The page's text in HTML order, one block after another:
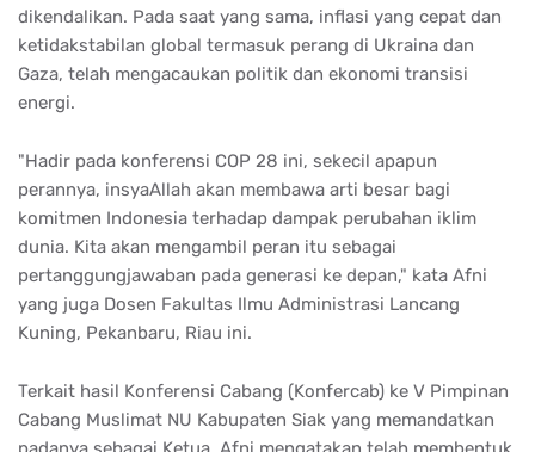
dikendalikan. Pada saat yang sama, inflasi yang cepat dan
ketidakstabilan global termasuk perang di Ukraina dan
Gaza, telah mengacaukan politik dan ekonomi transisi
energi.
"Hadir pada konferensi COP 28 ini, sekecil apapun
perannya, insyaAllah akan membawa arti besar bagi
komitmen Indonesia terhadap dampak perubahan iklim
dunia. Kita akan mengambil peran itu sebagai
pertanggungjawaban pada generasi ke depan," kata Afni
yang juga Dosen Fakultas Ilmu Administrasi Lancang
Kuning, Pekanbaru, Riau ini.
Terkait hasil Konferensi Cabang (Konfercab) ke V Pimpinan
Cabang Muslimat NU Kabupaten Siak yang memandatkan